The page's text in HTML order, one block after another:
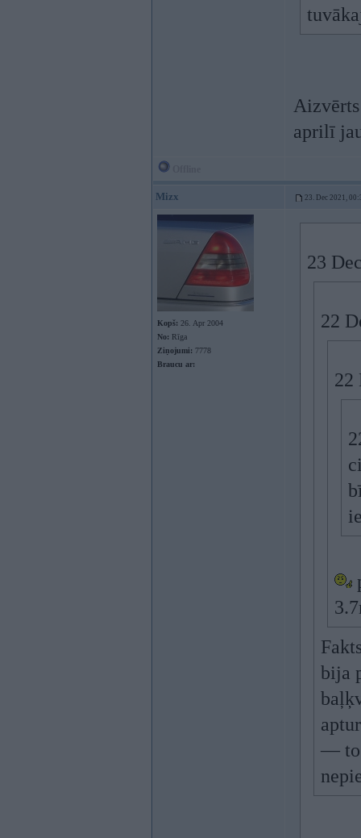
aprilī
Mizx 23. Dec 2021,
Kopš: 26. Apr 2004
No: Rīga
Ziņojumi: 7778
Braucu ar:
23
22
22
bija
—